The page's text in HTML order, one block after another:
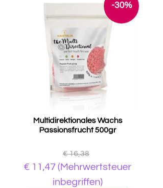
-30%
Multidirektionales Wachs
Passionsfrucht 500gr
€ 16,38
€ 11,47 (Mehrwertsteuer
inbegriffen)